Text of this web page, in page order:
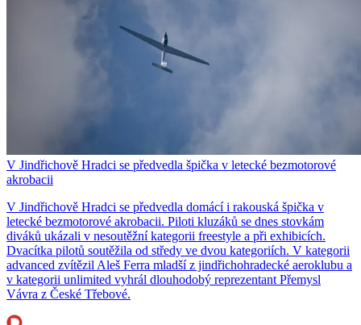
V Jindřichově Hradci se předvedla špička v letecké bezmotorové
akrobacii
V Jindřichově Hradci se předvedla domácí i rakouská špička v
letecké bezmotorové akrobacii. Piloti kluzáků se dnes stovkám
diváků ukázali v nesoutěžní kategorii freestyle a při exhibicích.
Dvacítka pilotů soutěžila od středy ve dvou kategoriích. V kategorii
advanced zvítězil Aleš Ferra mladší z jindřichohradecké aeroklubu a
v kategorii unlimited vyhrál dlouhodobý reprezentant Přemysl
Vávra z České Třebové.